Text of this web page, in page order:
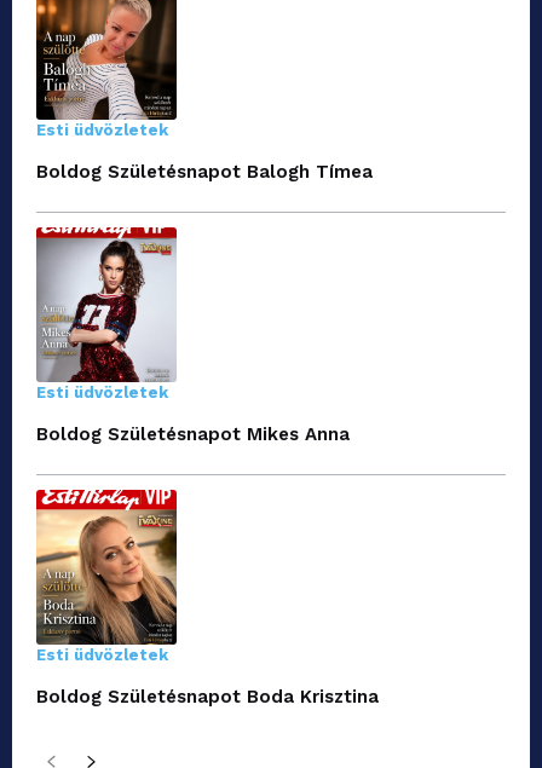
Esti üdvözletek
Boldog Születésnapot Balogh Tímea
Esti üdvözletek
Boldog Születésnapot Mikes Anna
Esti üdvözletek
Boldog Születésnapot Boda Krisztina